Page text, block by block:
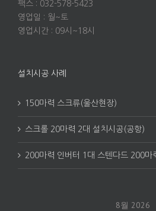
팩스 : 032-578-5423
영업일 : 월~토
영업시간 : 09시~18시
설치시공 사례
150마력 스크류(울산현장)
스크롤 20마력 2대 설치시공(공항)
200마력 인버터 1대 스텐다드 200마
8월 2026